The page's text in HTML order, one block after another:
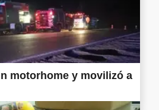
motorhome y movilizó a